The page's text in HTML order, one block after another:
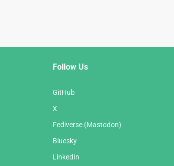
Follow Us
GitHub
X
Fediverse (Mastodon)
Bluesky
LinkedIn